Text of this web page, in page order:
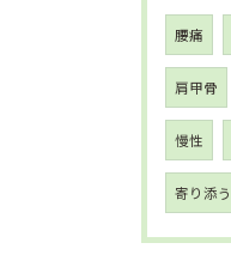
腰痛
肩甲骨
慢性
寄り添う